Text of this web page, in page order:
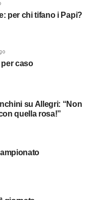
per chi tifano i Papi?
caso
su Allegri: “Non
quella rosa!”